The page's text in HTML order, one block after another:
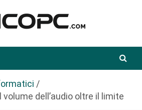
dell’audio oltre il limite